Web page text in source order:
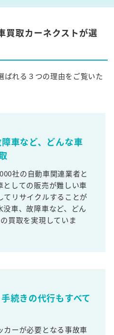
買取カーネクストが選
ばれる３つの理由をご覧いた
車など、どんな車
社の自動車関連業者と
としての販売が難しい車
てリサイクルすることが
車、故障車など、どん
買取を実現していま
続きの代行もすべて
カーが必要となる事故車